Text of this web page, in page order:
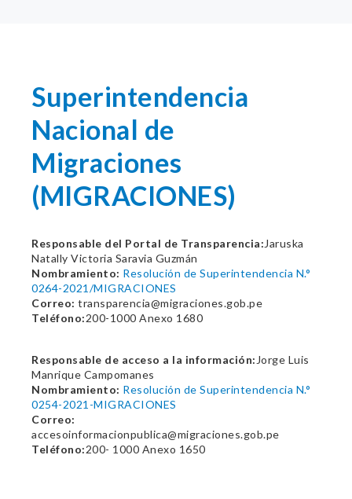
Superintendencia
Nacional de
Migraciones
(MIGRACIONES)
Responsable del Portal de Transparencia: Jaruska
Natally Victoria Saravia Guzmán
Nombramiento: Resolución de Superintendencia N.°
0264-2021/MIGRACIONES
Correo: transparencia@migraciones.gob.pe
Teléfono:200-1000 Anexo 1680
Responsable de acceso a la información: Jorge Luis
Manrique Campomanes
Nombramiento: Resolución de Superintendencia N.°
0254-2021-MIGRACIONES
Correo:
accesoinformacionpublica@migraciones.gob.pe
Teléfono:200- 1000 Anexo 1650